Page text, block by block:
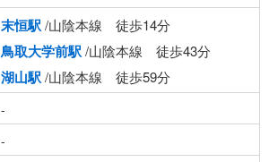
末恒駅/山陰本線 徒歩14分
鳥取大学前駅/山陰本線 徒歩43分
湖山駅/山陰本線 徒歩59分
-
-